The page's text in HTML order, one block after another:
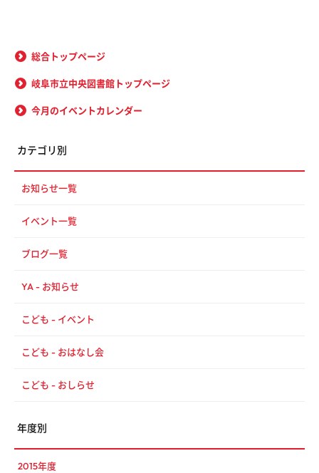
総合トップページ
岐阜市立中央図書館トップページ
今月のイベントカレンダー
カテゴリ別
お知らせ一覧
イベント一覧
ブログ一覧
YA - お知らせ
こども - イベント
こども - おはなし会
こども - おしらせ
年度別
2015年度